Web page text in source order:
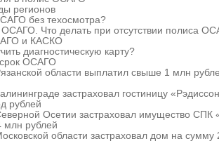
регионов
без техосмотра?
Что делать при отсутствии полиса
и КАСКО
диагностическую карту?
ОСАГО
области выплатил свыше 1 млн
застраховал гостиницу
рублей
Осетии застраховал имущество СПК
млн рублей
области застраховал дом на сумму